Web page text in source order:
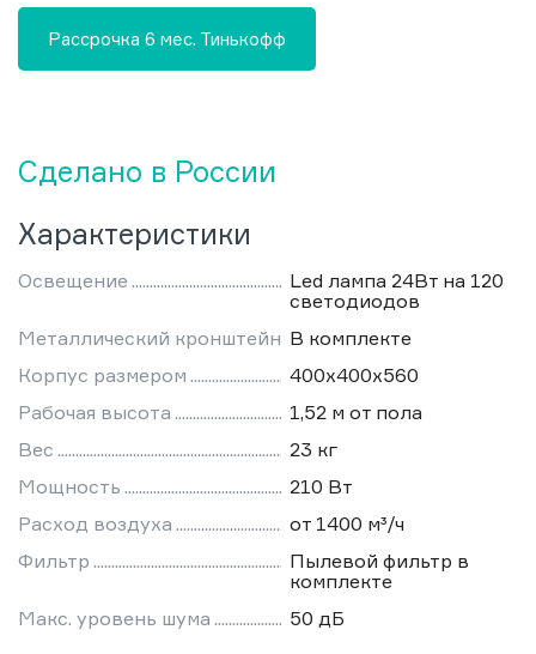
Сделано в России
Характеристики
Освещение
Led лампа 24Вт на 120
светодиодов
Металлический кронштейн В комплекте
Корпус размером
400х400х560
Рабочая высота
1,52 м от пола
Вес
23 кг
Мощность
210 Вт
Расход воздуха
от 1400 м³/ч
Фильтр
Пылевой фильтр в
комплекте
Макс. уровень шума
50 дБ
Рассрочка 6 мес. Тинькофф